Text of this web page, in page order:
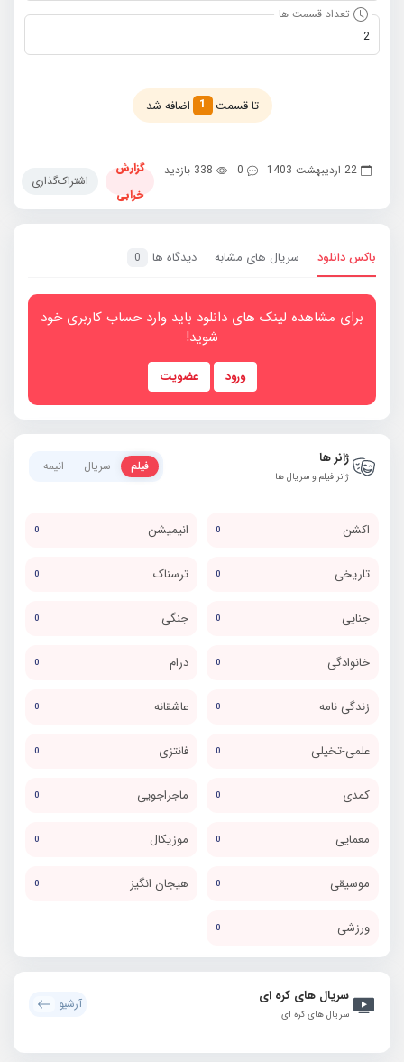
تعداد قسمت ها
2
تا قسمت 1 اضافه شد
22 اردیبهشت 1403 0 338 بازدید
گزارش
خرابی
اشتراک‌گذاری
باکس دانلود سریال های مشابه دیدگاه ها 0
برای مشاهده لینک های دانلود باید وارد حساب کاربری خود
شوید!
ورود عضویت
ژانر ها
ژانر فیلم و سریال ها
فیلم سریال انیمه
اکشن 0 انیمیشن 0
تاریخی 0 ترسناک 0
جنایی 0 جنگی 0
خانوادگی 0 درام 0
زندگی نامه 0 عاشقانه 0
علمی-تخیلی 0 فانتزی 0
کمدی 0 ماجراجویی 0
معمایی 0 موزیکال 0
موسیقی 0 هیجان انگیز 0
ورزشی 0
سریال های کره ای
سریال های کره ای
آرشیو